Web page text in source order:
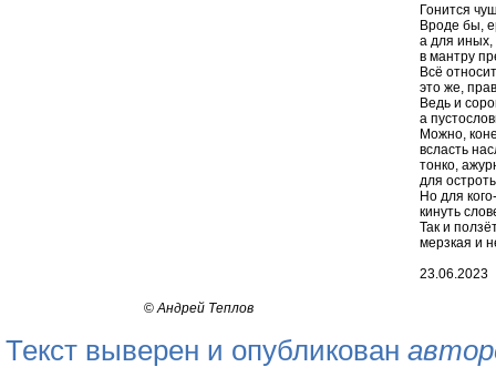
Гонится
Вроде бы,
а для иных,
в мантру
Всё
это же,
Ведь и
а
Можно,
всласть
тонко,
для
Но для
кинуть
Так и
мерзкая и
23.06.2023
©Андрей Теплов
Текст выверен и опубликован